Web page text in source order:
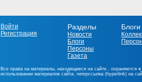
Войти
Регистрация
Разделы
Новости
Блоги
Персоны
Газета
Блоги
Все права на материалы, находящиеся на сайте , охраняются
использовании материалов сайта, гиперссылка (hyperlink) на